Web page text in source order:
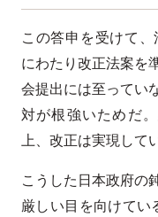
この答申を受けて
にわたり改正法案を
会提出には至ってい
対が根強いためだ
上、改正は実現して
こうした日本政府の
厳しい目を向けてい